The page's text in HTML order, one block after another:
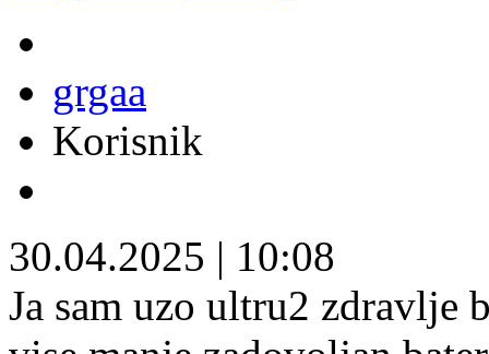
grgaa
Korisnik
30.04.2025 | 10:08
Ja sam uzo ultru2 zdravlje